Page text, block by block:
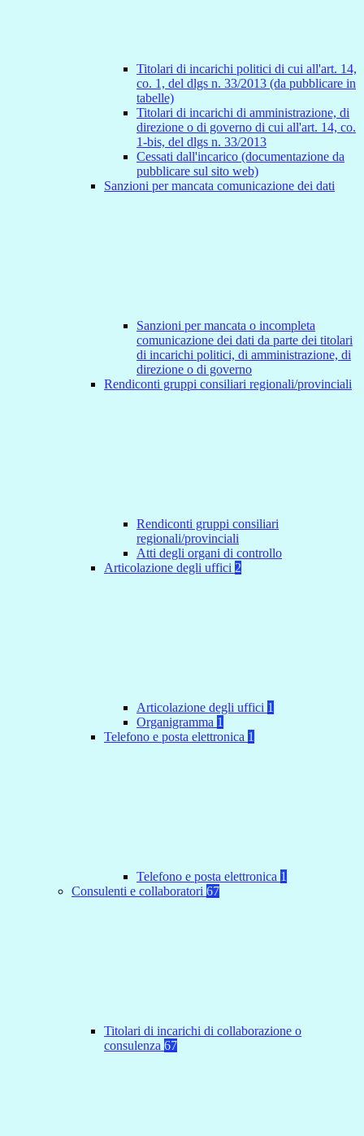
Titolari di incarichi politici di cui all'art. 14,
co. 1, del dlgs n. 33/2013 (da pubblicare in
tabelle)
Titolari di incarichi di amministrazione, di
direzione o di governo di cui all'art. 14, co.
1-bis, del dlgs n. 33/2013
Cessati dall'incarico (documentazione da
pubblicare sul sito web)
Sanzioni per mancata comunicazione dei dati
Sanzioni per mancata o incompleta
comunicazione dei dati da parte dei titolari
di incarichi politici, di amministrazione, di
direzione o di governo
Rendiconti gruppi consiliari regionali/provinciali
Rendiconti gruppi consiliari
regionali/provinciali
Atti degli organi di controllo
Articolazione degli uffici 2
Articolazione degli uffici 1
Organigramma 1
Telefono e posta elettronica 1
Telefono e posta elettronica 1
Consulenti e collaboratori 67
Titolari di incarichi di collaborazione o
consulenza 67